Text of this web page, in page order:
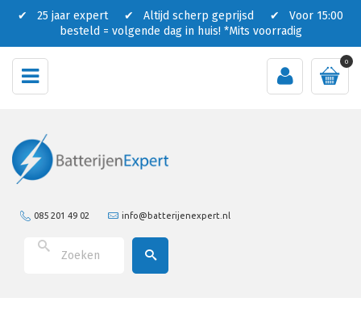
✔ 25 jaar expert ✔ Altijd scherp geprijsd ✔ Voor 15:00
besteld = volgende dag in huis! *Mits voorradig
0
085 201 49 02 info@batterijenexpert.nl